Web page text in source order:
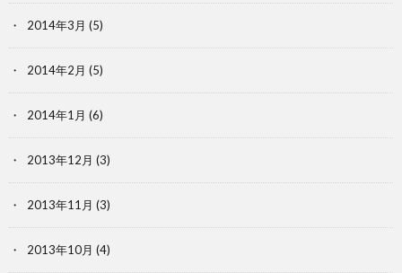
2014年3月 (5)
2014年2月 (5)
2014年1月 (6)
2013年12月 (3)
2013年11月 (3)
2013年10月 (4)